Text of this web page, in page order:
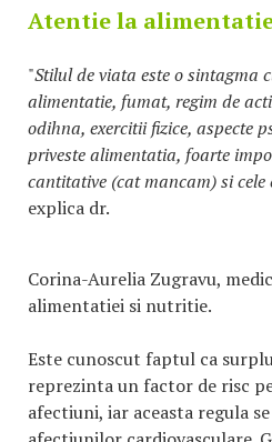
Atentie la
"Stilul de viata este o sintagma
alimentatie, fumat, regim de
odihna, exercitii fizice, aspecte
priveste alimentatia, foarte
cantitative (cat mancam) si
explica dr.
Corina-Aurelia Zugravu,
alimentatiei si nutritie.
Este cunoscut faptul ca
reprezinta un factor de risc
afectiuni, iar aceasta regula